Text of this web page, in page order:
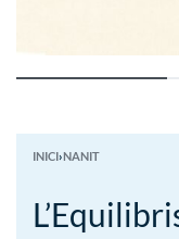
INICI›NANIT